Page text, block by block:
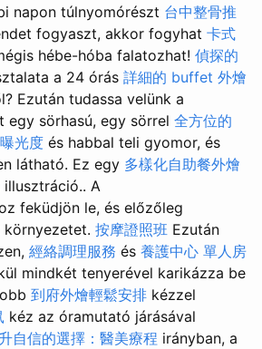
napon túlnyomórészt 台中整骨推
fogyaszt, akkor fogyhat 卡式
hébe-hóba falatozhat! 偵探的
a 24 órás 詳細的 buffet 外燴
Ezután tudassa velünk a
egy sörhasú, egy sörrel 全方位的
光度 és habbal teli gyomor, és
látható. Ez egy 多樣化自助餐外燴
illusztráció.. A
feküdjön le, és előzőleg
按摩證照班 Ezután
經絡調理服務 és 養護中心 單人房
mindkét tenyerével karikázza be
到府外燴輕鬆安排 kézzel
kéz az óramutató járásával
自信的選擇：醫美療程 irányban, a